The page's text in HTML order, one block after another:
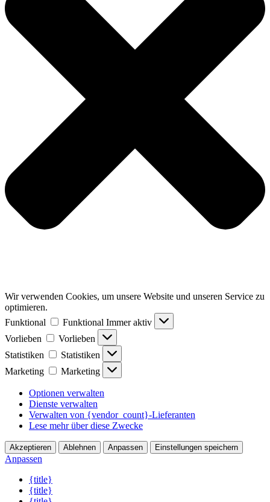
Wir verwenden Cookies, um unsere Website und unseren Service zu
optimieren.
Funktional
Funktional Immer aktiv
Vorlieben
Vorlieben
Statistiken
Statistiken
Marketing
Marketing
Optionen verwalten
Dienste verwalten
Verwalten von {vendor_count}-Lieferanten
Lese mehr über diese Zwecke
Akzeptieren Ablehnen Anpassen Einstellungen speichern
Anpassen
{title}
{title}